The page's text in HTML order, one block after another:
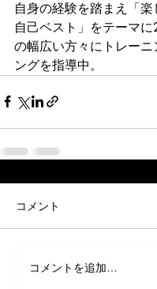
自身の経験を踏まえ「楽
自己ベスト」をテーマ
の幅広い方々にトレーニ
ングを指導中。
コメント
コメントを追加…